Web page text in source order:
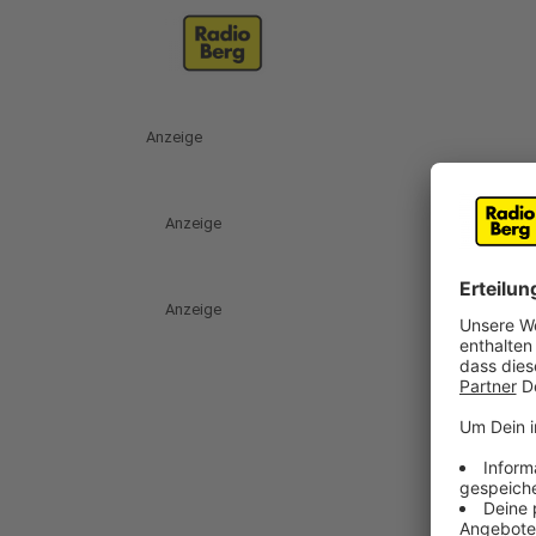
Anzeige
Anzeige
Anzeige